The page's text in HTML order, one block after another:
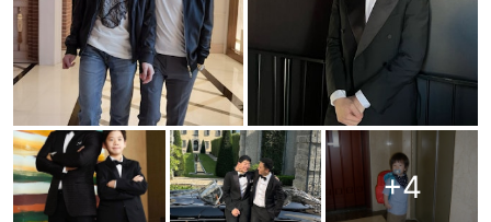
+4